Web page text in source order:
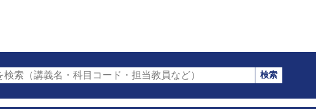
索（講義名・科目コード・担当教員など）
検索